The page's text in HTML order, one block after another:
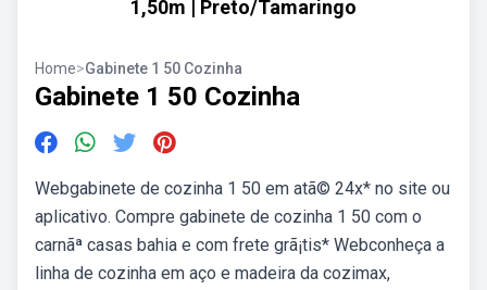
1,50m | Preto/Tamaringo
Home>Gabinete 1 50 Cozinha
Gabinete 1 50 Cozinha
Webgabinete de cozinha 1 50 em atã© 24x* no site ou
aplicativo. Compre gabinete de cozinha 1 50 com o
carnãª casas bahia e com frete grã¡tis* Webconheça a
linha de cozinha em aço e madeira da cozimax,